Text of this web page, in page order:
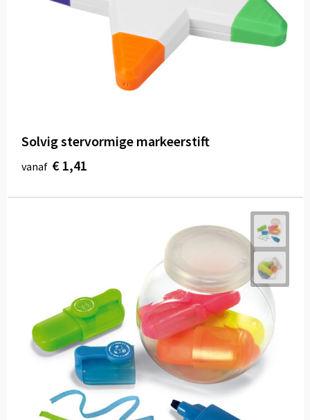
Solvig stervormige markeerstift
vanaf € 1,41